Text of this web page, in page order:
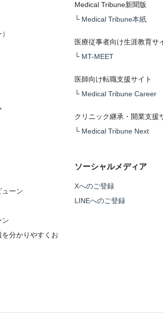
ューン
ン
分かりやすくお
Medical Tribune新聞版
└ Medical Tribune本紙
医療従事者向け生涯教育サ
└ MT-MEET
医師向け転職支援サイト
└ Medical Tribune Career
クリニック継承・開業支援
└ Medical Tribune Next
ソーシャルメディア
Xへのご登録
LINEへのご登録